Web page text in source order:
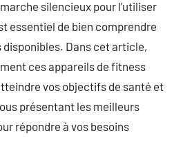
silencieux pour l’utiliser
essentiel de bien comprendre
Dans cet article,
ces appareils de fitness
vos objectifs de santé et
présentant les meilleurs
répondre à vos besoins